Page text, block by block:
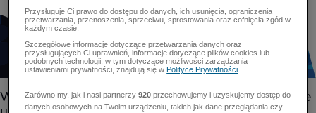
Przysługuje Ci prawo do dostępu do danych, ich usunięcia, ograniczenia
przetwarzania, przenoszenia, sprzeciwu, sprostowania oraz cofnięcia zgód w
każdym czasie.
Szczegółowe informacje dotyczące przetwarzania danych oraz
przysługujących Ci uprawnień, informacje dotyczące plików cookies lub
podobnych technologii, w tym dotyczące możliwości zarządzania
ustawieniami prywatności, znajdują się wPolityce Prywatności
Zarówno my, jak i nasi partnerzy920 przechowujemy i uzyskujemy dostęp do
danych osobowych na Twoim urządzeniu, takich jak dane przeglądania czy